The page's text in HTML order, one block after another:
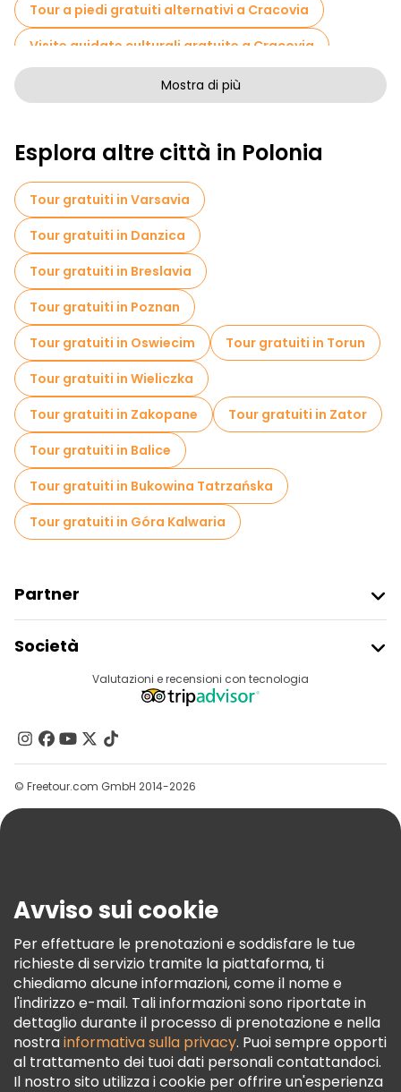
Tour a piedi gratuiti alternativi a Cracovia
Visite guidate culturali gratuite a Cracovia
Tour a piedi gratuiti per famiglie a Cracovia
Attività sportive a Cracovia
Visite autoguidate in Cracovia
Visite gratuite alla guerra in Cracovia
Visite gratuite ai quartieri ebraici di Cracovia
Crociere in Cracovia
Visite gratuite alle leggende e al mistero in Cracovia
Musei in Cracovia
Visita gratuita del centro storico Cracovia
Visite al mercato in Cracovia
Tour di degustazione locali in Cracovia
Gite giornaliere gratuite a Cracovia
Tour gastronomici a Cracovia
Tour gratuiti nelle vicinanze Wawel Royal Castle
Tour gratuiti nelle vicinanze St. Mary's Basilica
Tour gratuiti nelle vicinanze Wieliczka Salt Mine
Mostra di più
Esplora altre città in Polonia
Tour gratuiti in Varsavia
Tour gratuiti in Danzica
Tour gratuiti in Breslavia
Tour gratuiti in Poznan
Tour gratuiti in Oswiecim
Tour gratuiti in Torun
Tour gratuiti in Wieliczka
Tour gratuiti in Zakopane
Tour gratuiti in Zator
Tour gratuiti in Balice
Tour gratuiti in Bukowina Tatrzańska
Tour gratuiti in Góra Kalwaria
Partner
Accesso Del Fornitore
Programma Di Affiliazione
Società
Destinazioni
Contattaci
Gruppi
Aiuto
Termini E Condizioni
Informativa Sui Cookie
Freetour Premi
Programma Di Fidelizzazione
Valutazioni e recensioni con tecnologia
© Freetour.com GmbH 2014-2026
Avviso sui cookie
Per effettuare le prenotazioni e soddisfare le tue
richieste di servizio tramite la piattaforma, ti
chiediamo alcune informazioni, come il nome e
l'indirizzo e-mail. Tali informazioni sono riportate in
dettaglio durante il processo di prenotazione e nella
nostrainformativa sulla privacy. Puoi sempre opporti
al trattamento dei tuoi dati personali contattandoci.
Il nostro sito utilizza i cookie per offrire un'esperienza